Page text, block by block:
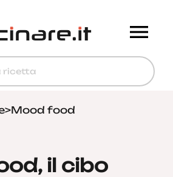
>Mood food
il cibo